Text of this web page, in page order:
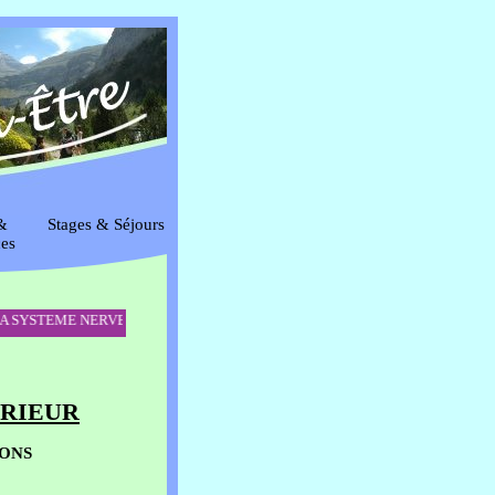
Stages & Séjours
NERVEUX Samedi 4 juillet 9h-13h : voir onglet Yoga de la